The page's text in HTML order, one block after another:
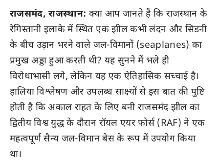
राजसमंद, राजस्थान: क्या आप जानते हैं कि राजस्थान के
रेगिस्तानी इलाके में स्थित एक झील कभी लंदन और सिडनी
के बीच उड़ान भरने वाले जल-विमानों (seaplanes) का
प्रमुख अड्डा हुआ करती थी? यह सुनने में भले ही
विरोधाभासी लगे, लेकिन यह एक ऐतिहासिक सच्चाई है।
हालिया विश्लेषण और उपलब्ध साक्ष्यों से इस बात की पुष्टि
होती है कि अकाल राहत के लिए बनी राजसमंद झील का
द्वितीय विश्व युद्ध के दौरान रॉयल एयर फोर्स (RAF) ने एक
महत्वपूर्ण सैन्य जल-विमान बेस के रूप में उपयोग किया
था।